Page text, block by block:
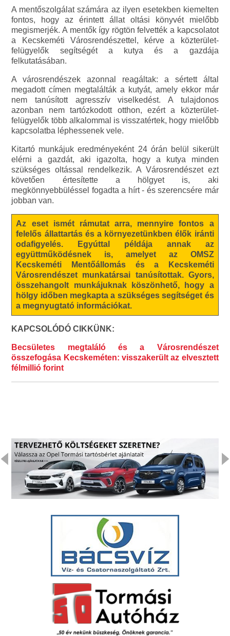
A mentőszolgálat számára az ilyen esetekben kiemelten
fontos, hogy az érintett állat oltási könyvét mielőbb
megismerjék. A mentők így rögtön felvették a kapcsolatot
a Kecskeméti Városrendészettel, kérve a közterület-
felügyelők segítségét a kutya és a gazdája
felkutatásában.
A városrendészek azonnal reagáltak: a sértett által
megadott címen megtalálták a kutyát, amely ekkor már
nem tanúsított agresszív viselkedést. A tulajdonos
azonban nem tartózkodott otthon, ezért a közterület-
felügyelők több alkalommal is visszatértek, hogy mielőbb
kapcsolatba léphessenek vele.
Kitartó munkájuk eredményeként 24 órán belül sikerült
elérni a gazdát, aki igazolta, hogy a kutya minden
szükséges oltással rendelkezik. A Városrendészet ezt
követően értesítette a hölgyet is, aki
megkönnyebbüléssel fogadta a hírt - és szerencsére már
jobban van.
Az eset ismét rámutat arra, mennyire fontos a
felelős állattartás és a környezetünkben élők iránti
odafigyelés. Egyúttal példája annak az
együttműködésnek is, amelyet az OMSZ
Kecskeméti Mentőállomás és a Kecskeméti
Városrendészet munkatársai tanúsítottak. Gyors,
összehangolt munkájuknak köszönhető, hogy a
hölgy időben megkapta a szükséges segítséget és
a megnyugtató információkat.
KAPCSOLÓDÓ CIKKÜNK:
Becsületes megtaláló és a Városrendészet
összefogása Kecskeméten: visszakerült az elvesztett
félmillió forint